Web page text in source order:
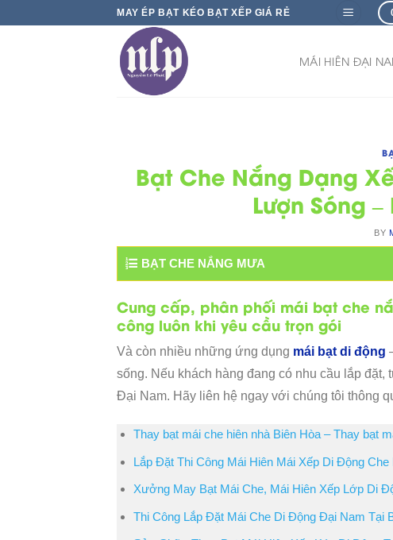
to
MAY ÉP BẠT KÉO BẠT XẾP GIÁ RẺ
MÁI HIÊN ĐẠI
Bạt Che Nắng Dạng
Lượn Sóng
BY
BẠT CHE NẮNG MƯA
Cung cấp, phân phối mái bạt che
công luôn khi yêu cầu trọn gói
Và còn nhiều những ứng dụng mái bạt di động
sống. Nếu khách hàng đang có nhu cầu lắp
Đại Nam. Hãy liên hệ ngay với chúng tôi thông
Thay bạt mái che hiên nhà Biên Hòa – Thay bạt
Lắp Đặt Thi Công Mái Hiên Mái Xếp Di Động
Xưởng May Bạt Mái Che, Mái Hiên Xếp Lớp Di
Thi Công Lắp Đặt Mái Che Di Động Đại Nam Tại